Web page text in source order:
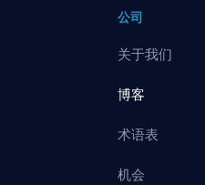
公司
关于我们
博客
术语表
机会